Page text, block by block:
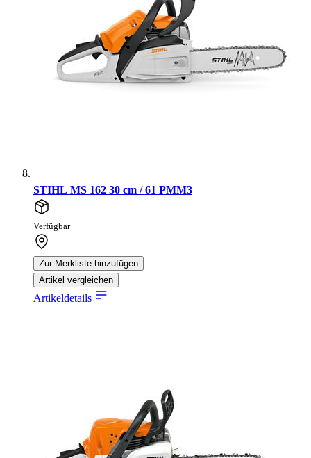
STIHL MS 162 30 cm / 61 PMM3
Verfügbar
Zur Merkliste hinzufügen
Artikel vergleichen
Artikeldetails